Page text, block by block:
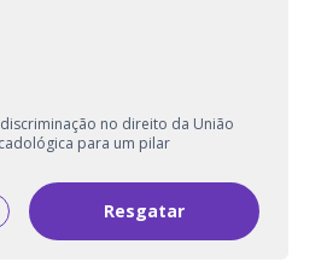
no direito da União
para um pilar
Resgatar